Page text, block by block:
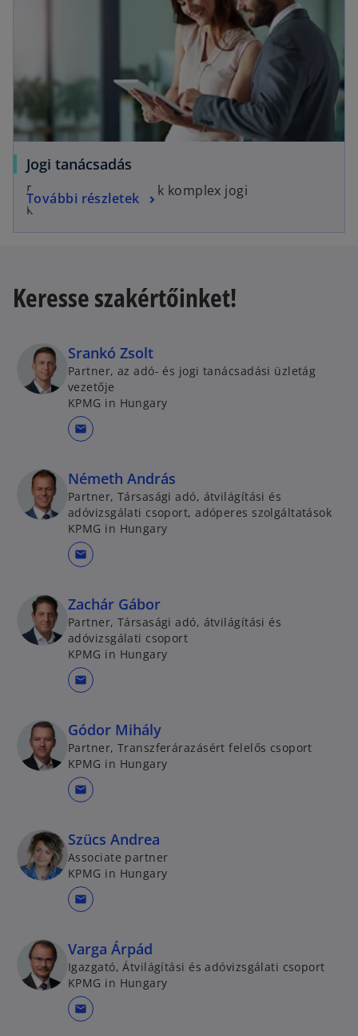
Jogi tanácsadás
Egyszerű megoldások komplex jogi
kérdésekben.
További részletek
Keresse szakértőinket!
Srankó Zsolt
Partner, az adó- és jogi tanácsadási üzletág
vezetője
KPMG in Hungary
mail
Németh András
Partner, Társasági adó, átvilágítási és
adóvizsgálati csoport, adóperes szolgáltatások
KPMG in Hungary
mail
Zachár Gábor
Partner, Társasági adó, átvilágítási és
adóvizsgálati csoport
KPMG in Hungary
mail
Gódor Mihály
Partner, Transzferárazásért felelős csoport
KPMG in Hungary
mail
Szücs Andrea
Associate partner
KPMG in Hungary
mail
Varga Árpád
Igazgató, Átvilágítási és adóvizsgálati csoport
KPMG in Hungary
mail